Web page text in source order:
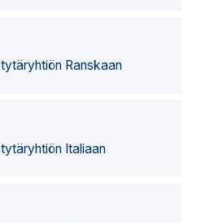
Ranskaan
Italiaan